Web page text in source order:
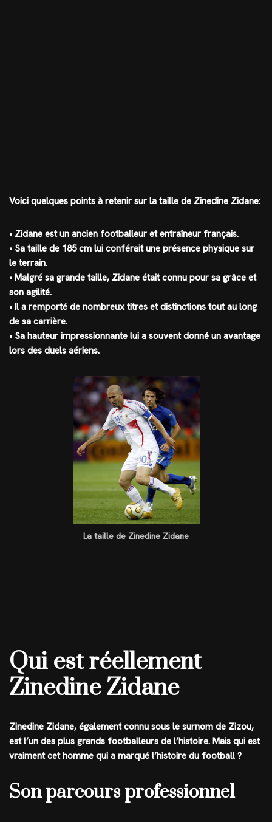
Voici quelques points à retenir sur la taille de Zinedine Zidane:
• Zidane est un ancien footballeur et entraîneur français.
• Sa taille de 185 cm lui conférait une présence physique sur
le terrain.
• Malgré sa grande taille, Zidane était connu pour sa grâce et
son agilité.
• Il a remporté de nombreux titres et distinctions tout au long
de sa carrière.
• Sa hauteur impressionnante lui a souvent donné un avantage
lors des duels aériens.
La taille de Zinedine Zidane
Qui est réellement
Zinedine Zidane
Zinedine Zidane, également connu sous le surnom de Zizou,
est l’un des plus grands footballeurs de l’histoire. Mais qui est
vraiment cet homme qui a marqué l’histoire du football ?
Son parcours professionnel